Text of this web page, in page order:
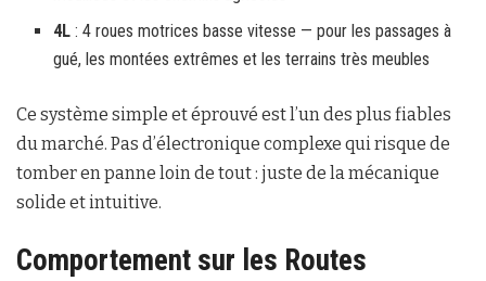
4L : 4 roues motrices basse vitesse — pour les passages à
gué, les montées extrêmes et les terrains très meubles
Ce système simple et éprouvé est l’un des plus fiables
du marché. Pas d’électronique complexe qui risque de
tomber en panne loin de tout : juste de la mécanique
solide et intuitive.
Comportement sur les Routes